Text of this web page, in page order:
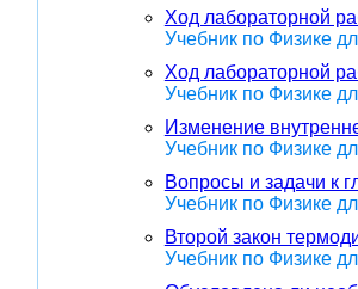
Ход лабораторной
Учебник по Физике
Ход лабораторной
Учебник по Физике
Изменение
Учебник по Физике
Вопросы и задачи к
Учебник по Физике
Второй закон
Учебник по Физике